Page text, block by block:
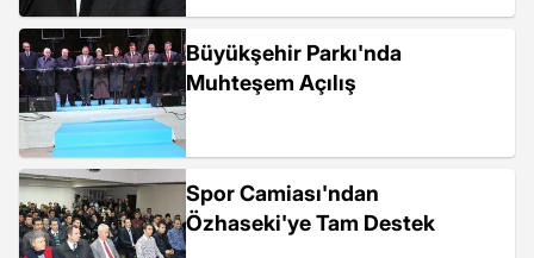
Büyükşehir Parkı'nda
Muhteşem Açılış
Spor Camiası'ndan
Özhaseki'ye Tam Destek